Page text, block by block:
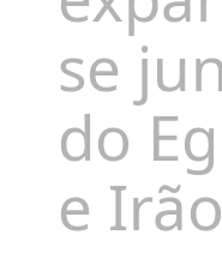
se
do
e Irã